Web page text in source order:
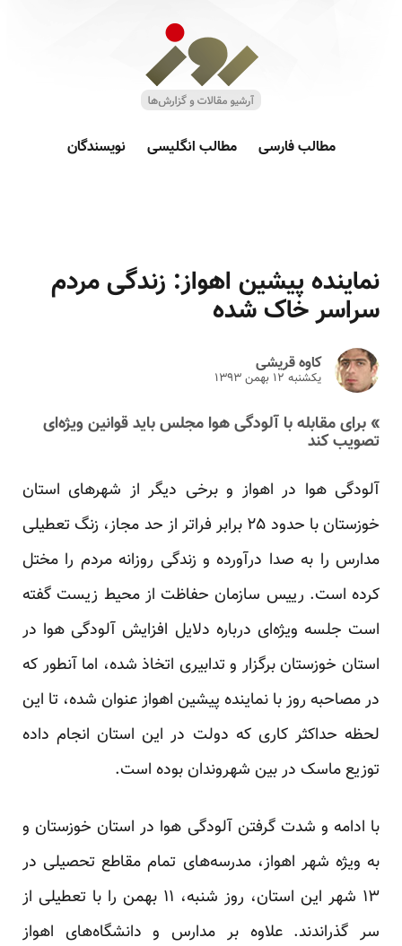
مطالب فارسی مطالب انگلیسی نویسندگان
نماینده پیشین اهواز: زندگی مردم
سراسر خاک شده
کاوه قریشی
یکشنبه ۱۲ بهمن ۱۳۹۳
» برای مقابله با آلودگی هوا مجلس باید قوانین ویژه‌ای
تصویب کند
آلودگی هوا در اهواز و برخی دیگر از شهرهای استان
خوزستان با حدود ۲۵ برابر فراتر از حد مجاز، زنگ تعطیلی
مدارس را به صدا درآورده و زندگی روزانه مردم را مختل
کرده است. رییس سازمان حفاظت از محیط زیست گفته
است جلسه ویژه‌ای درباره دلایل افزایش آلودگی هوا در
استان خوزستان برگزار و تدابیری اتخاذ شده، اما آنطور که
در مصاحبه روز با نماینده پیشین اهواز عنوان شده، تا این
لحظه حداکثر کاری که دولت در این استان انجام داده
توزیع ماسک در بین شهروندان بوده است.
با ادامه و شدت گرفتن آلودگی هوا در استان خوزستان و
به ویژه شهر اهواز، مدرسه‌های تمام مقاطع تحصیلی در
۱۳ شهر این استان، روز شنبه، ۱۱ بهمن را با تعطیلی از
سر گذراندند. علاوه بر مدارس و دانشگاه‌های اهواز